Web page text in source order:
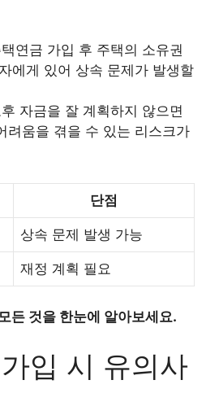
연금 가입 후 주택의 소유권
에게 있어 상속 문제가 발생할
자금을 잘 계획하지 않으면
려움을 겪을 수 있는 리스크가
단점
상속 문제 발생 가능
재정 계획 필요
든 것을 한눈에 알아보세요.
입 시 유의사